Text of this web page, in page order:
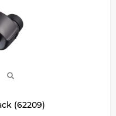
(62209)